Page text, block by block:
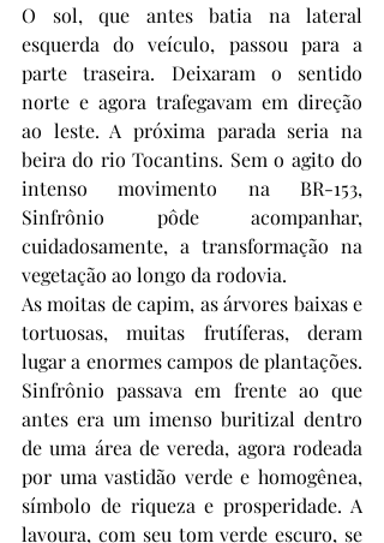
O sol, que antes batia na lateral
esquerda do veículo, passou para a
parte traseira. Deixaram o sentido
norte e agora trafegavam em direção
ao leste. A próxima parada seria na
beira do rio Tocantins. Sem o agito do
intenso movimento na BR-153,
Sinfrônio pôde acompanhar,
cuidadosamente, a transformação na
vegetação ao longo da rodovia.
As moitas de capim, as árvores baixas e
tortuosas, muitas frutíferas, deram
lugar a enormes campos de plantações.
Sinfrônio passava em frente ao que
antes era um imenso buritizal dentro
de uma área de vereda, agora rodeada
por uma vastidão verde e homogênea,
símbolo de riqueza e prosperidade. A
lavoura, com seu tom verde escuro, se